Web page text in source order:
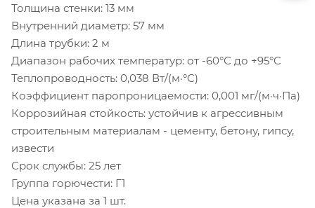
Толщина стенки: 13 мм
Внутренний диаметр: 57 мм
Длина трубки: 2 м
Диапазон рабочих температур: от -60°С до +95°С
Теплопроводность: 0,038 Вт/(м·°C)
Коэффициент паропроницаемости: 0,001 мг/(м·ч·Па)
Коррозийная стойкость: устойчив к агрессивным
строительным материалам - цементу, бетону, гипсу,
извести
Срок службы: 25 лет
Группа горючести: Г1
Цена указана за 1 шт.